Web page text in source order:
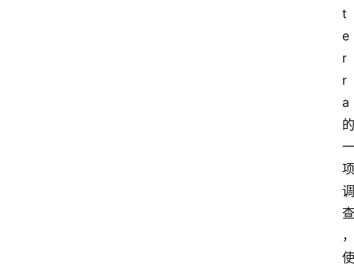
t
e
r
r
a
的
一
项
调
查
，
使